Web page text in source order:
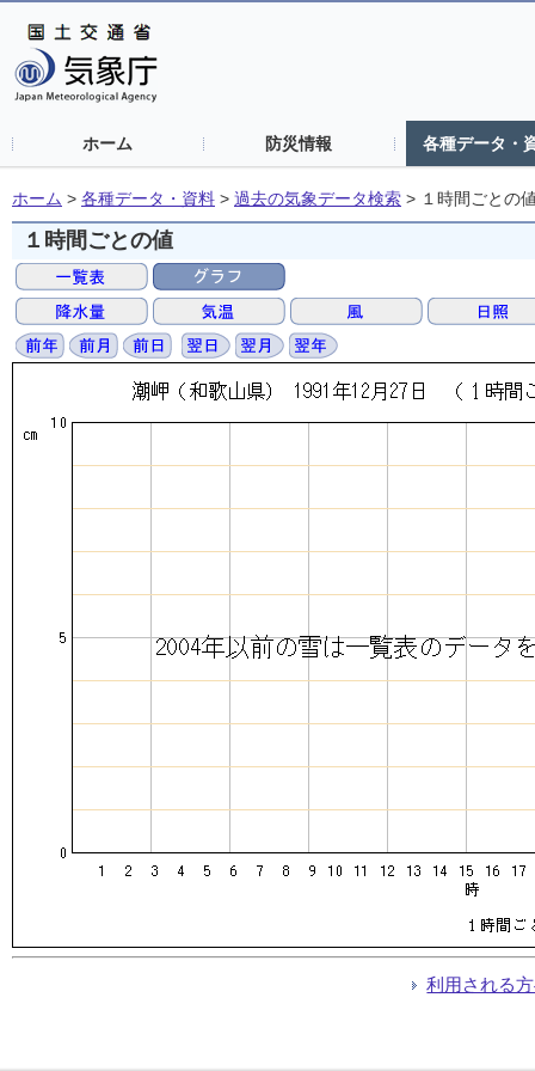
ホーム 防災情報 各種データ・
ホーム > 各種データ・資料 > 過去の気象データ検索 > １時間ごとの
１時間ごとの値
利用される